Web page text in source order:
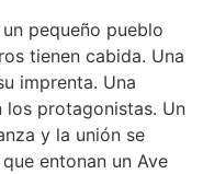
pequeño pueblo
tienen cabida. Una
imprenta. Una
los protagonistas. Un
y la unión se
entonan un Ave